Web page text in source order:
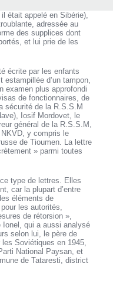
était appelé en Sibérie),
adressée au
des supplices dont
et lui prie de les
écrite par les enfants
d’un tampon,
examen plus approfondi
de fonctionnaires, de
sécurité de la R.S.S.M
Iosif Mordovet, le
général de la R.S.S.M,
y compris le
de Tioumen. La lettre
» parmi toutes
type de lettres. Elles
car la plupart d’entre
éléments de
les autorités,
de rétorsion »,
Ionel, qui a aussi analysé
selon lui, le père de
Soviétiques en 1945,
National Paysan, et
de Tataresti, district